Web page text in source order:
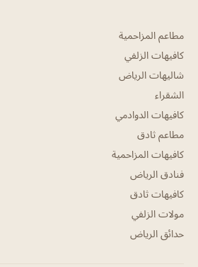
مطاعم المزاحمية
كافيهات الزلفي
شاليهات الرياض
الشقراء
كافيهات الدوادمي
مطاعم ثادق
كافيهات المزاحمية
فنادق الرياض
كافيهات ثادق
مولات الزلفي
حدائق الرياض